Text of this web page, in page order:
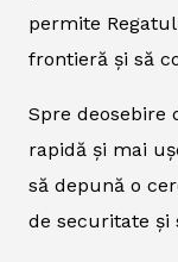
permite
frontieră și să
Spre deosebire
rapidă și mai
să depună o
de securitate și